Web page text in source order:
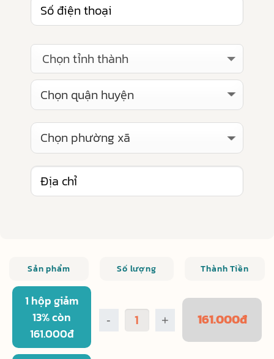
Chọn tỉnh thành
Sản phẩm Số lượng Thành Tiền
1 hộp giảm
13% còn
161.000đ
- + 161.000đ